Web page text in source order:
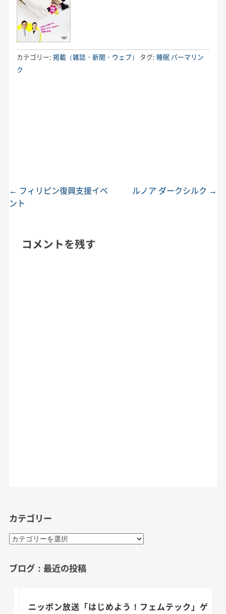
カテゴリー: 掲載（雑誌・新聞・ウェブ） タグ: 睡眠 パーマリン
ク
投稿ナビゲーション
← フィリピン復興支援イベ
ント
ルノア ダークシルク →
コメントを残す
カテゴリー
カ
テ
リ
ブログ：最近の投稿
ニッポン放送「はじめよう！フェムテック」ゲ